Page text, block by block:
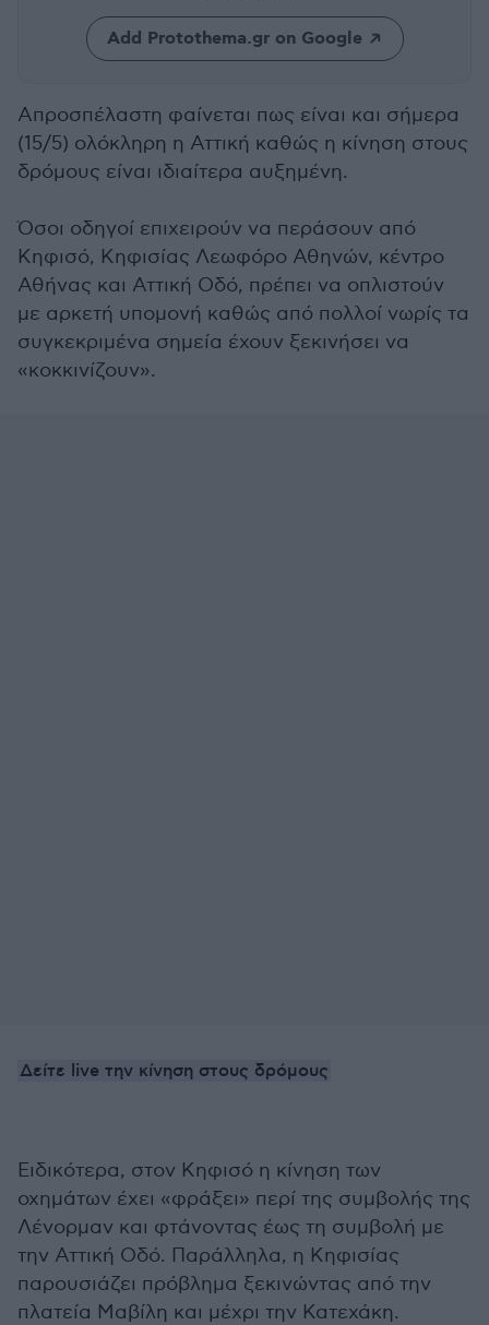
Add Protothema.gr on Google
Απροσπέλαστη φαίνεται πως είναι και σήμερα
(15/5) ολόκληρη η Αττική καθώς η κίνηση στους
δρόμους είναι ιδιαίτερα αυξημένη.
Όσοι οδηγοί επιχειρούν να περάσουν από
Κηφισό, Κηφισίας Λεωφόρο Αθηνών, κέντρο
Αθήνας και Αττική Οδό, πρέπει να οπλιστούν
με αρκετή υπομονή καθώς από πολλοί νωρίς τα
συγκεκριμένα σημεία έχουν ξεκινήσει να
«κοκκινίζουν».
Δείτε live την κίνηση στους δρόμους
Ειδικότερα, στον Κηφισό η κίνηση των
οχημάτων έχει «φράξει» περί της συμβολής της
Λένορμαν και φτάνοντας έως τη συμβολή με
την Αττική Οδό. Παράλληλα, η Κηφισίας
παρουσιάζει πρόβλημα ξεκινώντας από την
πλατεία Μαβίλη και μέχρι την Κατεχάκη.